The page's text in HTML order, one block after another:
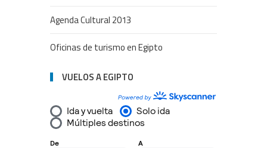
Agenda Cultural 2013
Oficinas de turismo en Egipto
VUELOS A EGIPTO